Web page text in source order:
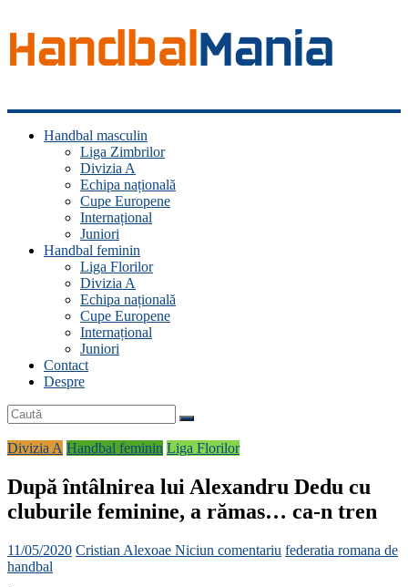
Handbal
ManiaHandbal masculin
Liga Zimbrilor
Divizia A
Echipa națională
Cupe Europene
Internațional
Juniori
Handbal feminin
Liga Florilor
Divizia A
Echipa națională
Cupe Europene
Internațional
Juniori
Contact
Despre
Divizia A Handbal feminin Liga Florilor
După întâlnirea lui Alexandru Dedu cu
cluburile feminine, a rămas… ca-n tren
11/05/2020 Cristian Alexoae Niciun comentariu federatia romana de
handbal